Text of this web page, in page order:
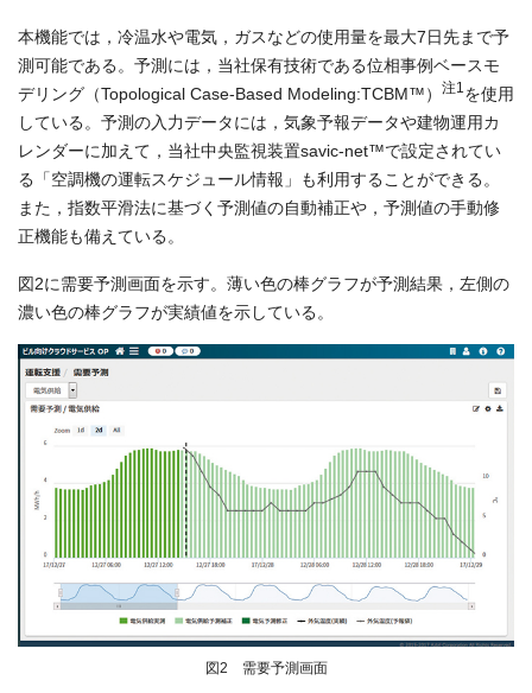
本機能では，冷温水や電気，ガスなどの使用量を最大7日先まで予
測可能である。予測には，当社保有技術である位相事例ベースモ
デリング（Topological Case-Based Modeling:TCBM™）
注1 を使用
している。予測の入力データには，気象予報データや建物運用カ
レンダーに加えて，当社中央監視装置savic-net™で設定されてい
る「空調機の運転スケジュール情報」も利用することができる。
また，指数平滑法に基づく予測値の自動補正や，予測値の手動修
正機能も備えている。
図2に需要予測画面を示す。薄い色の棒グラフが予測結果，左側の
濃い色の棒グラフが実績値を示している。
図2 需要予測画面